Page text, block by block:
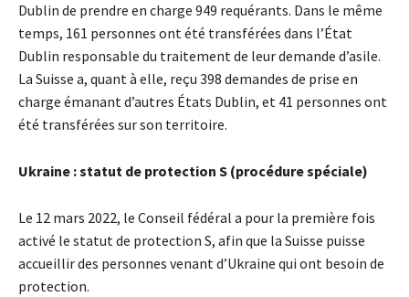
Dublin de prendre en charge 949 requérants. Dans le même
temps, 161 personnes ont été transférées dans l’État
Dublin responsable du traitement de leur demande d’asile.
La Suisse a, quant à elle, reçu 398 demandes de prise en
charge émanant d’autres États Dublin, et 41 personnes ont
été transférées sur son territoire.
Ukraine : statut de protection S (procédure spéciale)
Le 12 mars 2022, le Conseil fédéral a pour la première fois
activé le statut de protection S, afin que la Suisse puisse
accueillir des personnes venant d’Ukraine qui ont besoin de
protection.